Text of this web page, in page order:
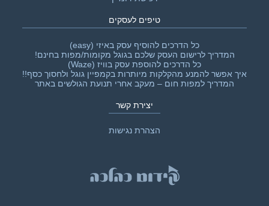
טיפים לעסקים
כל הדרכים להוסיף עסק באיזי (easy)
המדריך לרישום העסק שלכם בגוגל מקומות/מפות בחינם!
כל הדרכים להוספת עסק בוויז (Waze)
איך אפשר להמנע מהקלקות מיותרות בקמפיין גוגל ולחסוך כסף!!‎
המדריך למפות חום – מעקב אחרי תנועת הגולשים באתר
יצירת קשר
הצהרת נגישות